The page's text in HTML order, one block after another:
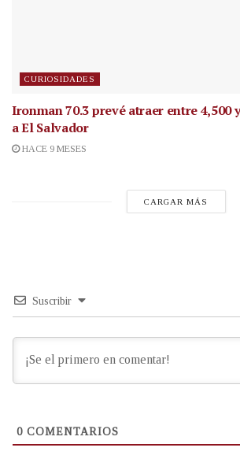
CURIOSIDADES
Ironman 70.3 prevé atraer entre 4,500
a El Salvador
HACE 9 MESES
CARGAR MÁS
Suscribir
0 COMENTARIOS